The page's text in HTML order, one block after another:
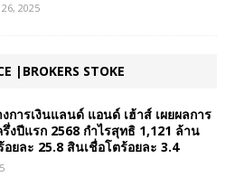
2025
|BROKERS STOKE
การเงินแลนด์ แอนด์ เฮ้าส์ เผยผลการ
งปีแรก 2568 กำไรสุทธิ 1,121 ล้าน
อยละ 25.8 สินเชื่อโตร้อยละ 3.4